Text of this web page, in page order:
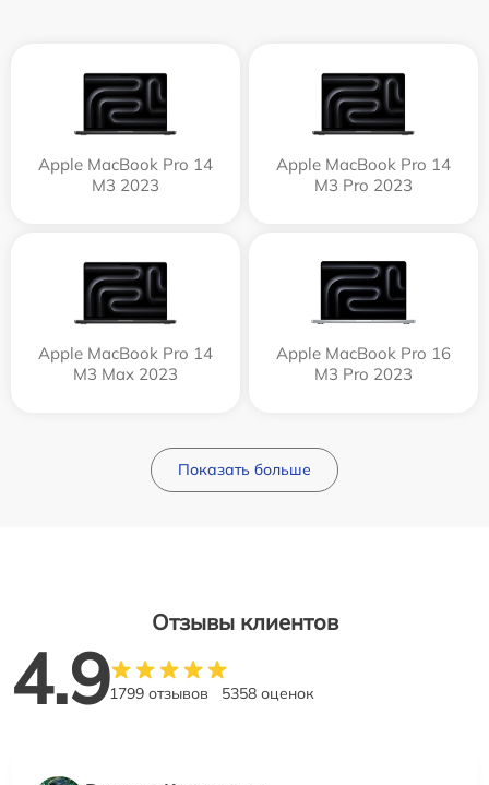
Apple MacBook Pro 14
M3 2023
Apple MacBook Pro 14
M3 Pro 2023
Apple MacBook Pro 14
M3 Max 2023
Apple MacBook Pro 16
M3 Pro 2023
Показать больше
Отзывы клиентов
4.91799 отзывов 5358 оценок